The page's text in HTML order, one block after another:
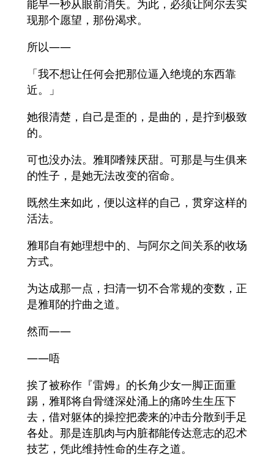
能早一秒从眼前消失。为此，必须让阿尔去实
现那个愿望，那份渴求。
所以——
「我不想让任何会把那位逼入绝境的东西靠
近。」
她很清楚，自己是歪的，是曲的，是拧到极致
的。
可也没办法。雅耶嗜辣厌甜。可那是与生俱来
的性子，是她无法改变的宿命。
既然生来如此，便以这样的自己，贯穿这样的
活法。
雅耶自有她理想中的、与阿尔之间关系的收场
方式。
为达成那一点，扫清一切不合常规的变数，正
是雅耶的拧曲之道。
然而——
——唔
挨了被称作『雷姆』的长角少女一脚正面重
踢，雅耶将自骨缝深处涌上的痛吟生生压下
去，借对躯体的操控把袭来的冲击分散到手足
各处。那是连肌肉与内脏都能传达意志的忍术
技艺，凭此维持性命的生存之道。